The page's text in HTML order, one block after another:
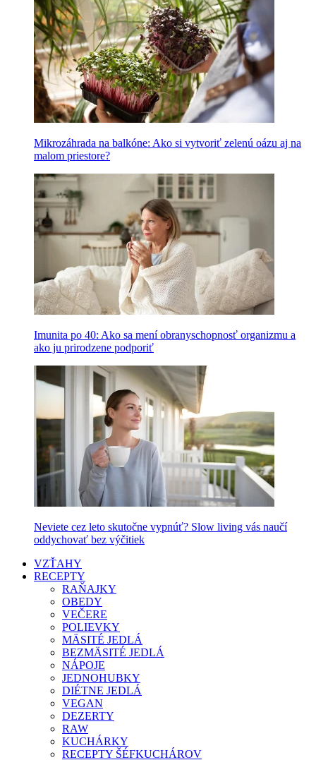
Mikrozáhrada na balkóne: Ako si vytvoriť zelenú oázu aj na
malom priestore?
Imunita po 40: Ako sa mení obranyschopnosť organizmu a
ako ju prirodzene podporiť
Neviete cez leto skutočne vypnúť? Slow living vás naučí
oddychovať bez výčitiek
VZŤAHY
RECEPTY
RAŇAJKY
OBEDY
VEČERE
POLIEVKY
MÄSITÉ JEDLÁ
BEZMÄSITÉ JEDLÁ
NÁPOJE
JEDNOHUBKY
DIÉTNE JEDLÁ
VEGAN
DEZERTY
RAW
KUCHÁRKY
RECEPTY ŠÉFKUCHÁROV